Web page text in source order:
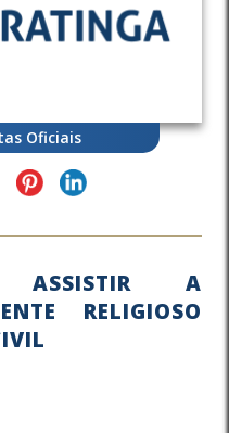
Oficiais
ASSISTIR A
RELIGIOSO